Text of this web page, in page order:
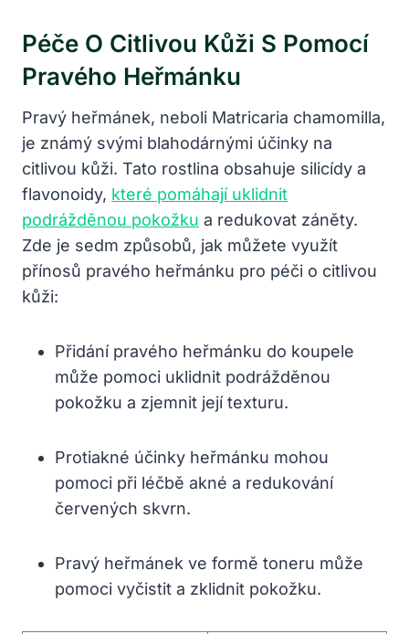
Péče O Citlivou Kůži S Pomocí
Pravého Heřmánku
Pravý heřmánek, neboli Matricaria chamomilla,
je známý svými blahodárnými účinky na
citlivou kůži. Tato rostlina obsahuje silicídy a
flavonoidy, které pomáhají uklidnit
podrážděnou pokožku a redukovat záněty.
Zde je sedm způsobů, jak můžete využít
přínosů pravého heřmánku pro péči o citlivou
kůži:
Přidání pravého heřmánku do koupele
může pomoci uklidnit podrážděnou
pokožku a zjemnit její texturu.
Protiakné účinky heřmánku mohou
pomoci při léčbě akné a redukování
červených skvrn.
Pravý heřmánek ve formě toneru může
pomoci vyčistit a zklidnit pokožku.